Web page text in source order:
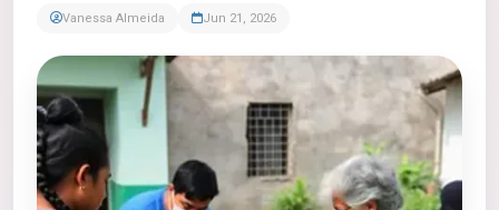
Vanessa Almeida Jun 21, 2026